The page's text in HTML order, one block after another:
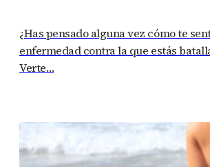
¿Has pensado alguna vez cómo te
enfermedad contra la que estás
Verte…